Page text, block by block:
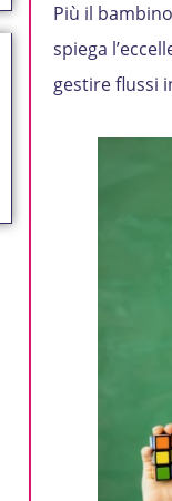
Più il
spiega
gestire flussi